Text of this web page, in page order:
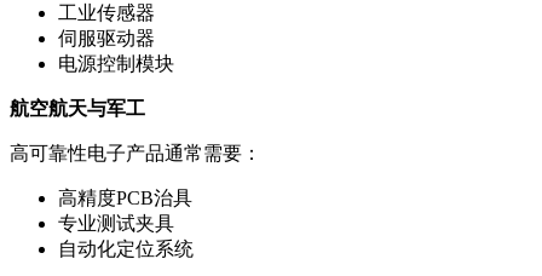
工业传感器
伺服驱动器
电源控制模块
航空航天与军工
高可靠性电子产品通常需要：
高精度PCB治具
专业测试夹具
自动化定位系统